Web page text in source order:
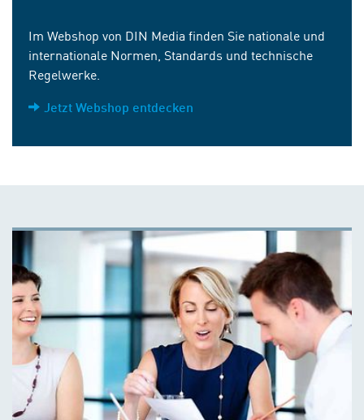
Im Webshop von DIN Media finden Sie nationale und
internationale Normen, Standards und technische
Regelwerke.
Jetzt Webshop entdecken